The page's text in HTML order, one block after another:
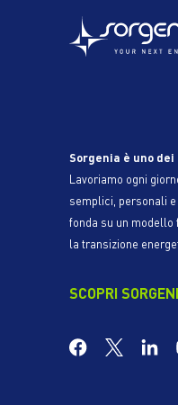
Sorgenia è uno
Lavoriamo ogni
semplici, personali
fonda su un
la transizione
SCOPRI